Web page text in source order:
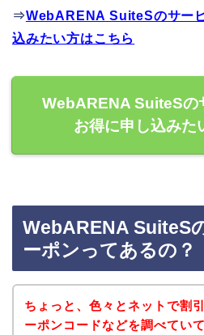
⇒WebARENA SuiteSのサー
込みたい方はこちら
WebARENA SuiteSの
お得に申し込みた
WebARENA SuiteS
ーポンってあるの？
ちょっと、色々とネットで割
ーポンコードなどを調べてい